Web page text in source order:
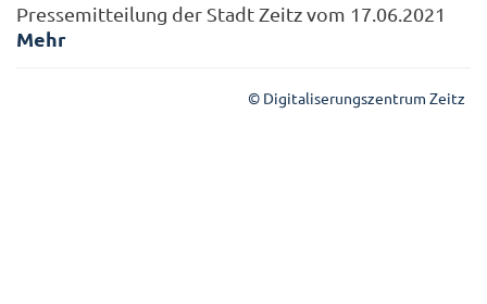
Pressemitteilung der Stadt Zeitz vom 17.06.2021
Mehr
© Digitaliserungszentrum Zeitz